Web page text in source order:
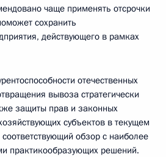
чаще применять отсрочки
сохранить
действующего в рамках
отечественных
вывоза стратегически
защиты прав и законных
субъектов в текущем
соответствующий обзор с наиболее
практикообразующих решений.